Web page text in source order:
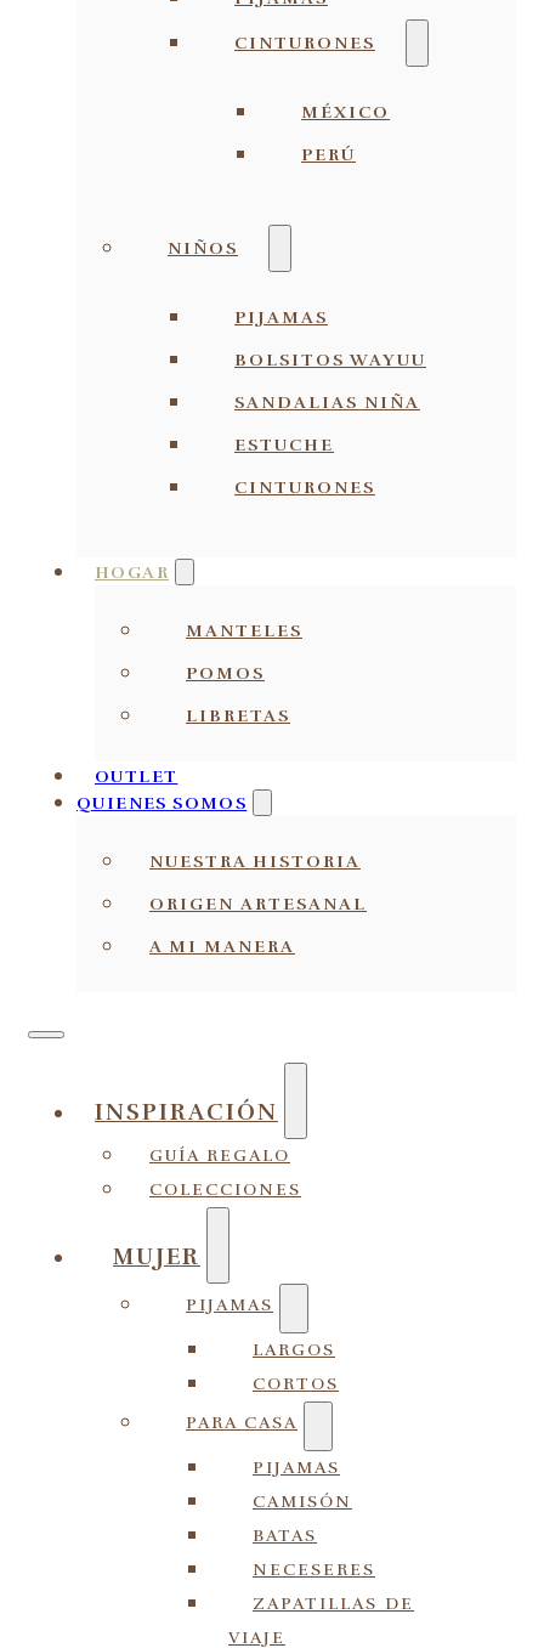
CINTURONES
MÉXICO
PERÚ
NIÑOS
PIJAMAS
BOLSITOS WAYUU
SANDALIAS NIÑA
ESTUCHE
CINTURONES
HOGAR
MANTELES
POMOS
LIBRETAS
OUTLET
QUIENES SOMOS
NUESTRA HISTORIA
ORIGEN ARTESANAL
A MI MANERA
INSPIRACIÓN
GUÍA REGALO
COLECCIONES
MUJER
PIJAMAS
LARGOS
CORTOS
PARA CASA
PIJAMAS
CAMISÓN
BATAS
NECESERES
ZAPATILLAS DE
VIAJE